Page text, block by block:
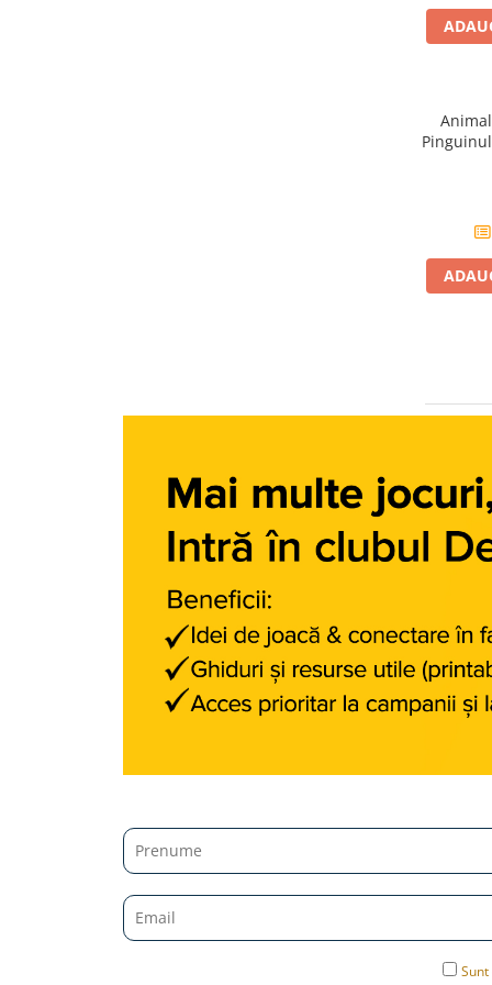
Colectia Nave Militare
Formula 1 The Car Collection
Colectia Barbie Jocul de-a Moda
Colectia insecte din lumea
Colectia Betterly
Pe urmele dinozaurilor
Camera copilului